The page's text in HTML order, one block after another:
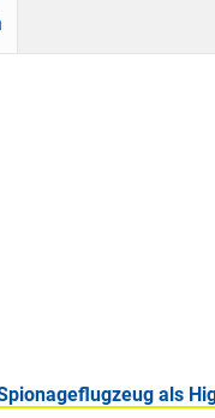
als